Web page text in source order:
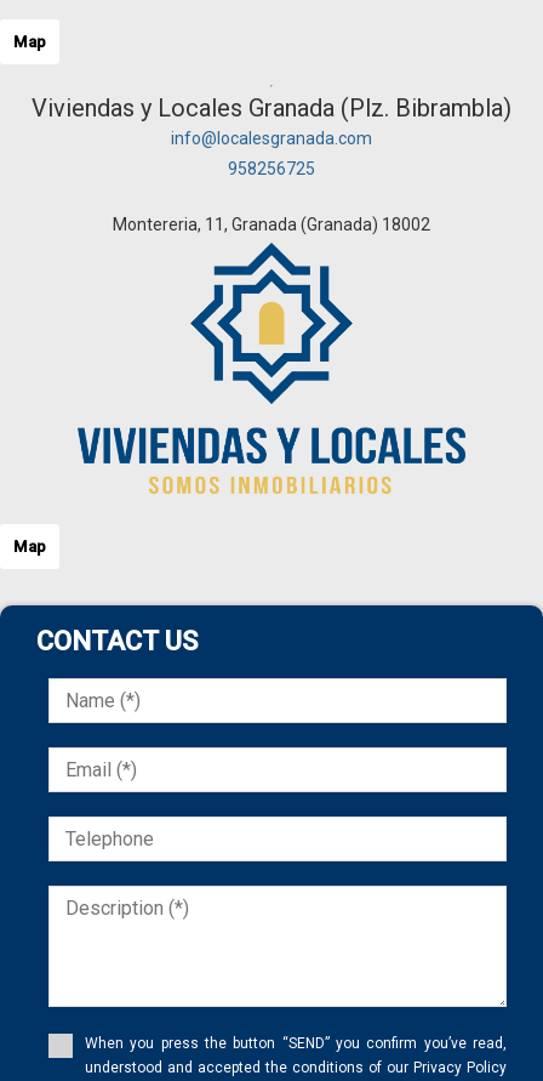
Map
Viviendas y Locales Granada (Plz. Bibrambla)
info@localesgranada.com
958256725
Montereria, 11, Granada (Granada) 18002
Map
CONTACT US
When you press the button “SEND” you confirm you’ve read,
understood and accepted the conditions of our Privacy Policy